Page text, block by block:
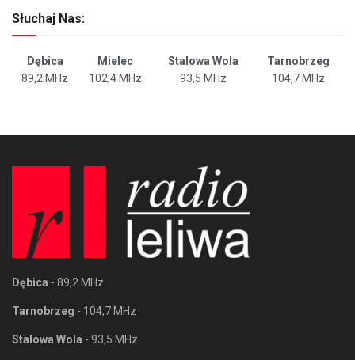
Słuchaj Nas:
Dębica Mielec Stalowa Wola
Tarnobrzeg
89,2 MHz
102,4 MHz 93,5 MHz 104,7 MHz
Dębica - 89,2 MHz
Tarnobrzeg - 104,7 MHz
Stalowa Wola - 93,5 MHz